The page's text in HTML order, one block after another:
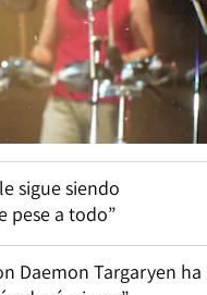
sigue siendo
pese a todo”
Daemon Targaryen ha